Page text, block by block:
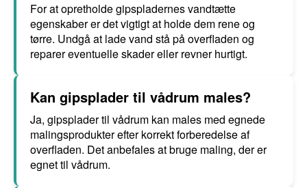
For at opretholde gipspladernes vandtætte
egenskaber er det vigtigt at holde dem rene og
tørre. Undgå at lade vand stå på overfladen og
reparer eventuelle skader eller revner hurtigt.
Kan gipsplader til vådrum males?
Ja, gipsplader til vådrum kan males med egnede
malingsprodukter efter korrekt forberedelse af
overfladen. Det anbefales at bruge maling, der er
egnet til vådrum.